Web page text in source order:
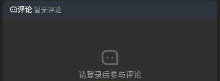
评论 暂无评论
请登录后参与评论